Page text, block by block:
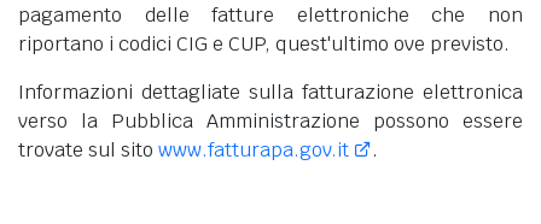
pagamento delle fatture elettroniche che non
riportano i codici CIG e CUP, quest'ultimo ove previsto.
Informazioni dettagliate sulla fatturazione elettronica
verso la Pubblica Amministrazione possono essere
trovate sul sito www.fatturapa.gov.it .